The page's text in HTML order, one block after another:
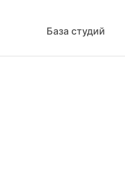
База студий